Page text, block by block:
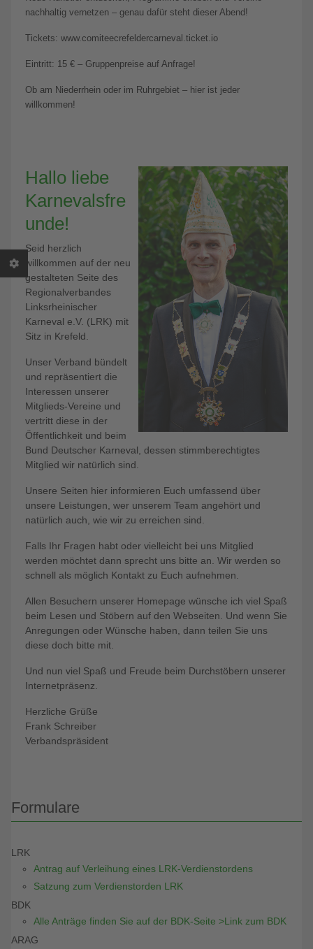
nachhaltig vernetzen – genau dafür steht dieser Abend!
Tickets: www.comiteecrefeldercarneval.ticket.io
Eintritt: 15 € – Gruppenpreise auf Anfrage!
Ob am Niederrhein oder im Ruhrgebiet – hier ist jeder
willkommen!
Hallo liebe
Karnevalsfre
unde!
Seid herzlich
willkommen auf der neu
gestalteten Seite des
Regionalverbandes
Linksrheinischer
Karneval e.V. (LRK) mit
Sitz in Krefeld.
Unser Verband bündelt
und repräsentiert die
Interessen unserer
Mitglieds-Vereine und
vertritt diese in der
Öffentlichkeit und beim
Bund Deutscher Karneval, dessen stimmberechtigtes
Mitglied wir natürlich sind.
Unsere Seiten hier informieren Euch umfassend über
unsere Leistungen, wer unserem Team angehört und
natürlich auch, wie wir zu erreichen sind.
Falls Ihr Fragen habt oder vielleicht bei uns Mitglied
werden möchtet dann sprecht uns bitte an. Wir werden so
schnell als möglich Kontakt zu Euch aufnehmen.
Allen Besuchern unserer Homepage wünsche ich viel Spaß
beim Lesen und Stöbern auf den Webseiten. Und wenn Sie
Anregungen oder Wünsche haben, dann teilen Sie uns
diese doch bitte mit.
Und nun viel Spaß und Freude beim Durchstöbern unserer
Internetpräsenz.
Herzliche Grüße
Frank Schreiber
Verbandspräsident
Formulare
LRK
Antrag auf Verleihung eines LRK-Verdienstordens
Satzung zum Verdienstorden LRK
BDK
Alle Anträge finden Sie auf der BDK-Seite >Link zum BDK
ARAG